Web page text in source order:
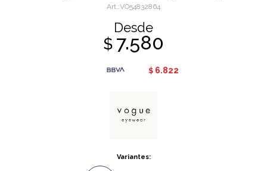
VO54832864
Desde
$ 7.580
$ 6.822
Variantes: